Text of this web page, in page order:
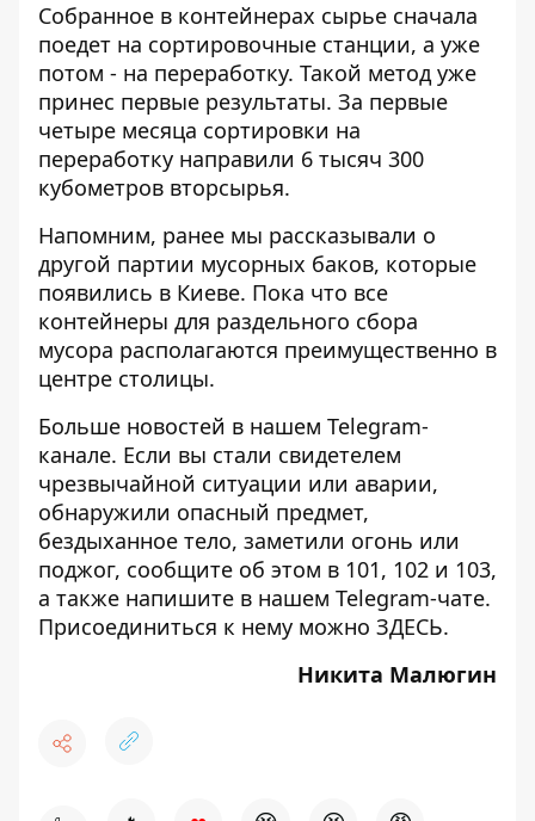
Собранное в контейнерах сырье сначала
поедет на сортировочные станции, а уже
потом - на переработку. Такой метод уже
принес первые результаты. За первые
четыре месяца сортировки на
переработку направили 6 тысяч 300
кубометров вторсырья.
Напомним, ранее мы рассказывали о
другой партии мусорных баков, которые
появились в Киеве. Пока что все
контейнеры для раздельного сбора
мусора располагаются преимущественно в
центре столицы.
Больше новостей в нашем Telegram-
канале. Если вы стали свидетелем
чрезвычайной ситуации или аварии,
обнаружили опасный предмет,
бездыханное тело, заметили огонь или
поджог, сообщите об этом в 101, 102 и 103,
а также напишите в нашем Telegram-чате.
Присоединиться к нему можно ЗДЕСЬ.
Никита Малюгин